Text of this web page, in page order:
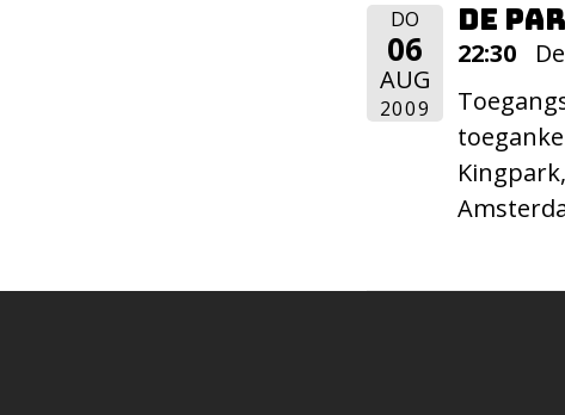
DO
06
AUG
2009
De
22:30